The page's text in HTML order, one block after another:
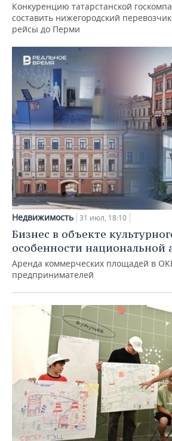
Конкуренцию татарстанской
составить нижегородский
рейсы до Перми
Недвижимость 31 июл, 18:10
Бизнес в объекте
особенности национальной
Аренда коммерческих площадей в
предпринимателей